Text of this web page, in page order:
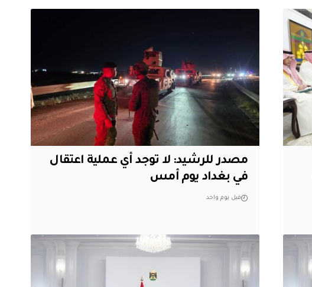
مصدر للرشيد: لا توجد أي عملية اعتقال
في بغداد يوم أمس
قبل يوم واحد